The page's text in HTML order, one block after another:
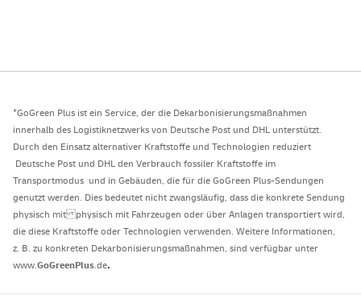
*GoGreen Plus ist ein Service, der die Dekarbonisierungsmaßnahmen
innerhalb des Logistiknetzwerks von Deutsche Post und DHL unterstützt.
Durch den Einsatz alternativer Kraftstoffe und Technologien reduziert
Deutsche Post und DHL den Verbrauch fossiler Kraftstoffe im
Transportmodus und in Gebäuden, die für die GoGreen Plus-Sendungen
genutzt werden. Dies bedeutet nicht zwangsläufig, dass die konkrete Sendung
physisch mit physisch mit Fahrzeugen oder über Anlagen transportiert wird,
die diese Kraftstoffe oder Technologien verwenden. Weitere Informationen,
z. B. zu konkreten Dekarbonisierungsmaßnahmen, sind verfügbar unter
www.GoGreenPlus.de​.